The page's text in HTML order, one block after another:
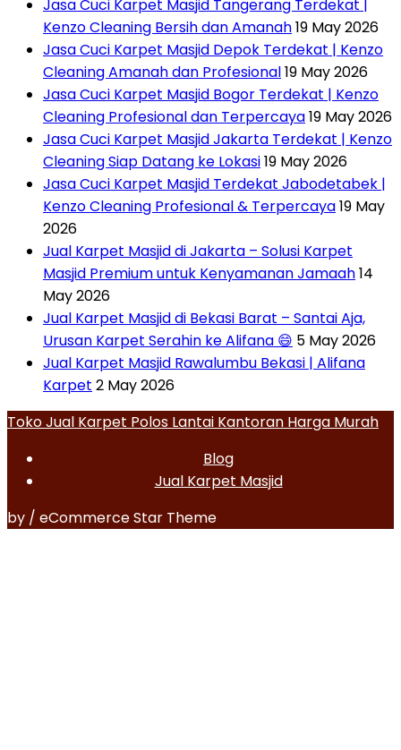
Jasa Cuci Karpet Masjid Tangerang Terdekat |
Kenzo Cleaning Bersih dan Amanah19 May 2026
Jasa Cuci Karpet Masjid Depok Terdekat | Kenzo
Cleaning Amanah dan Profesional19 May 2026
Jasa Cuci Karpet Masjid Bogor Terdekat | Kenzo
Cleaning Profesional dan Terpercaya19 May 2026
Jasa Cuci Karpet Masjid Jakarta Terdekat | Kenzo
Cleaning Siap Datang ke Lokasi19 May 2026
Jasa Cuci Karpet Masjid Terdekat Jabodetabek |
Kenzo Cleaning Profesional & Terpercaya19 May
2026
Jual Karpet Masjid di Jakarta – Solusi Karpet
Masjid Premium untuk Kenyamanan Jamaah14
May 2026
Jual Karpet Masjid di Bekasi Barat – Santai Aja,
Urusan Karpet Serahin ke Alifana 😄 5 May 2026
Jual Karpet Masjid Rawalumbu Bekasi | Alifana
Karpet 2 May 2026
Toko Jual Karpet Polos Lantai Kantoran Harga Murah
Blog
Jual Karpet Masjid
by / eCommerce Star Theme